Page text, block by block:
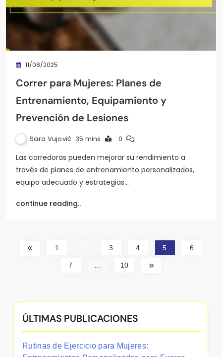
11/08/2025
Correr para Mujeres: Planes de
Entrenamiento, Equipamiento y
Prevención de Lesiones
Sara Vujović 35 mins 0
Las corredoras pueden mejorar su rendimiento a
través de planes de entrenamiento personalizados,
equipo adecuado y estrategias…
continue reading..
1 3 4 5 6
7 10
ÚLTIMAS PUBLICACIONES
Rutinas de Ejercicio para Mujeres: